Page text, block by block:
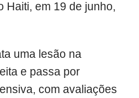
Haiti, em 19 de junho,
uma lesão na
e passa por
com avaliações